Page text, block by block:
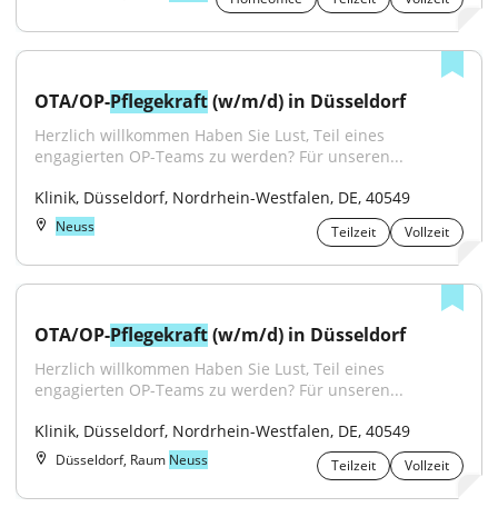
OTA/OP-Pflegekraft (w/m/d) in Düsseldorf
Herzlich willkommen Haben Sie Lust, Teil eines
engagierten OP-Teams zu werden? Für unseren...
Klinik, Düsseldorf, Nordrhein-Westfalen, DE, 40549
Neuss Teilzeit Vollzeit
OTA/OP-Pflegekraft (w/m/d) in Düsseldorf
Herzlich willkommen Haben Sie Lust, Teil eines
engagierten OP-Teams zu werden? Für unseren...
Klinik, Düsseldorf, Nordrhein-Westfalen, DE, 40549
Düsseldorf, Raum Neuss Teilzeit Vollzeit